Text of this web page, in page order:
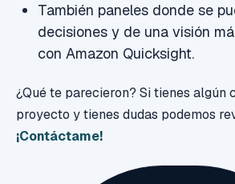
También paneles donde se
decisiones y de una visión
con Amazon Quicksight.
¿Qué te parecieron? Si tienes algún
proyecto y tienes dudas podemos
¡Contáctame!